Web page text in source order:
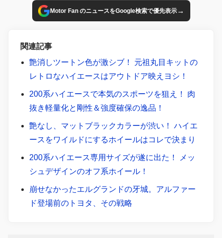
Motor Fan のニュースをGoogle検索で優先表示→
関連記事
艶消しツートン色が激シブ！ 元祖丸目キットの
レトロなハイエースはアウトドア映えヨシ！
200系ハイエースで本気のスポーツを狙え！ 肉
抜き軽量化と剛性＆強度確保の逸品！
艶なし、マットブラックカラーが渋い！ ハイエ
ースをワイルドにするホイールはコレで決まり
200系ハイエース専用サイズが遂に出た！ メッ
シュデザインのオフ系ホイール！
崩せなかったエルグランドの牙城。アルファー
ド登場前のトヨタ、その戦略